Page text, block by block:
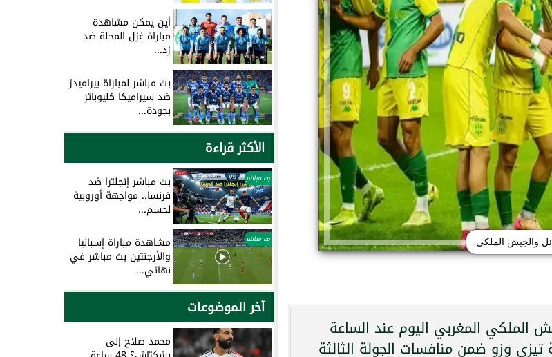
والجيش الملكي
الملكي المغربي اليوم عند الساعة
وزو ضمن منافسات الجولة الثالثة
أين يمكن مشاهدة
مباراة غزل المحلة ضد
زد...
بث مباشر لمباراة بيراميدز
ضد سيراميكا كليوباتر
بجودة...
الأكثر قراءة
بث مباشر بث مباشر إنجلترا ضد
فرنسا.. مواجهة أوروبية
لحسم...
بث مباشر مشاهدة مباراة إسبانيا
والأرجنتين بث مباشر في
نهائي...
آخر الموضوعات
محمد صلاح إلى